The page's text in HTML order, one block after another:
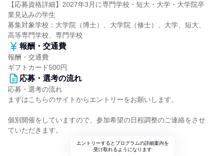
【応募資格詳細】2027年3月に専門学校・短大・大学・大学院卒
業見込みの学生
募集対象学校：大学院（博士）、大学院（修士）、大学、短大、
高等専門学校、専門学校
報酬・交通費
報酬・交通費
ギフトカード500円
応募・選考の流れ
応募・選考の流れ
まずはこちらのサイトからエントリーをお願いします。
個別開催をしていますので、参加希望の日程調整のご連絡をさせ
ていただきます。
エントリーするとプログラムの詳細案内を
受け取れるようになります